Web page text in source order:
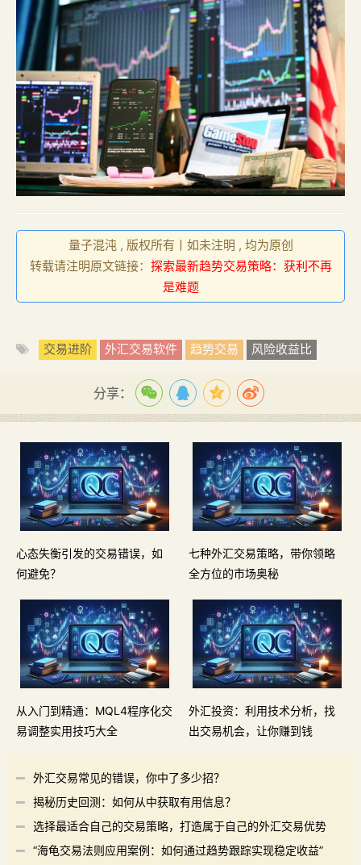
量子混沌 , 版权所有丨如未注明 , 均为原创
转载请注明原文链接： 探索最新趋势交易策略：获利不再
是难题
交易进阶 外汇交易软件 趋势交易 风险收益比
分享：
心态失衡引发的交易错误，如
何避免？
七种外汇交易策略，带你领略
全方位的市场奥秘
从入门到精通：MQL4程序化交
易调整实用技巧大全
外汇投资：利用技术分析，找
出交易机会，让你赚到钱
外汇交易常见的错误，你中了多少招？
揭秘历史回测：如何从中获取有用信息？
选择最适合自己的交易策略，打造属于自己的外汇交易优势
“海龟交易法则应用案例：如何通过趋势跟踪实现稳定收益”